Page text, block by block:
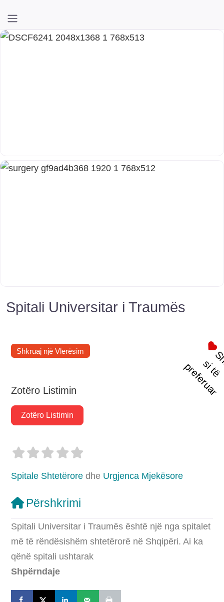
Spitali Universitar i Traumës
t
s
i
p
r
Shkruaj një Vlerësim
Zotëro Listimin
Zotëro Listimin
Spitale Shtetërore dhe Urgjenca Mjekësore
Përshkrimi
Spitali Universitar i Traumës është një nga spitalet
më të rëndësishëm shtetërorë në Shqipëri. Ai ka
qënë spitali ushtarak
Shpërndaje